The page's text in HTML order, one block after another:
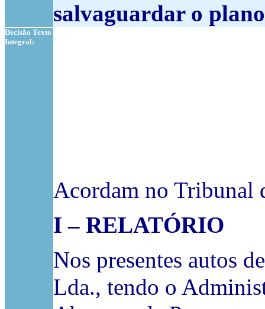
salvaguardar o
Decisão Texto
Integral:
Acordam no Tribunal
I – RELATÓRIO
Nos presentes autos de
Lda., tendo o